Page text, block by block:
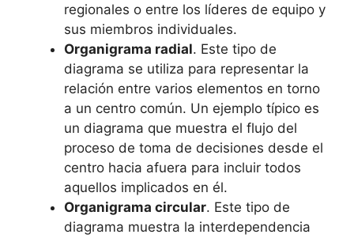
regionales o entre los líderes de equipo y
sus miembros individuales.
Organigrama radial. Este tipo de
diagrama se utiliza para representar la
relación entre varios elementos en torno
a un centro común. Un ejemplo típico es
un diagrama que muestra el flujo del
proceso de toma de decisiones desde el
centro hacia afuera para incluir todos
aquellos implicados en él.
Organigrama circular. Este tipo de
diagrama muestra la interdependencia